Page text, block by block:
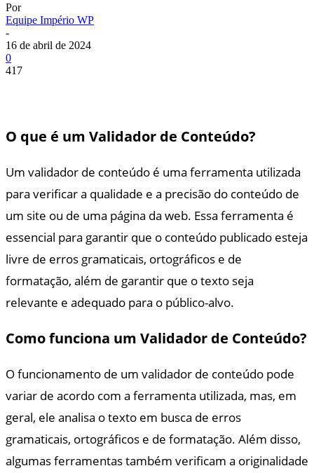
Por
Equipe Império WP
-
16 de abril de 2024
0
417
O que é um Validador de Conteúdo?
Um validador de conteúdo é uma ferramenta utilizada
para verificar a qualidade e a precisão do conteúdo de
um site ou de uma página da web. Essa ferramenta é
essencial para garantir que o conteúdo publicado esteja
livre de erros gramaticais, ortográficos e de
formatação, além de garantir que o texto seja
relevante e adequado para o público-alvo.
Como funciona um Validador de Conteúdo?
O funcionamento de um validador de conteúdo pode
variar de acordo com a ferramenta utilizada, mas, em
geral, ele analisa o texto em busca de erros
gramaticais, ortográficos e de formatação. Além disso,
algumas ferramentas também verificam a originalidade